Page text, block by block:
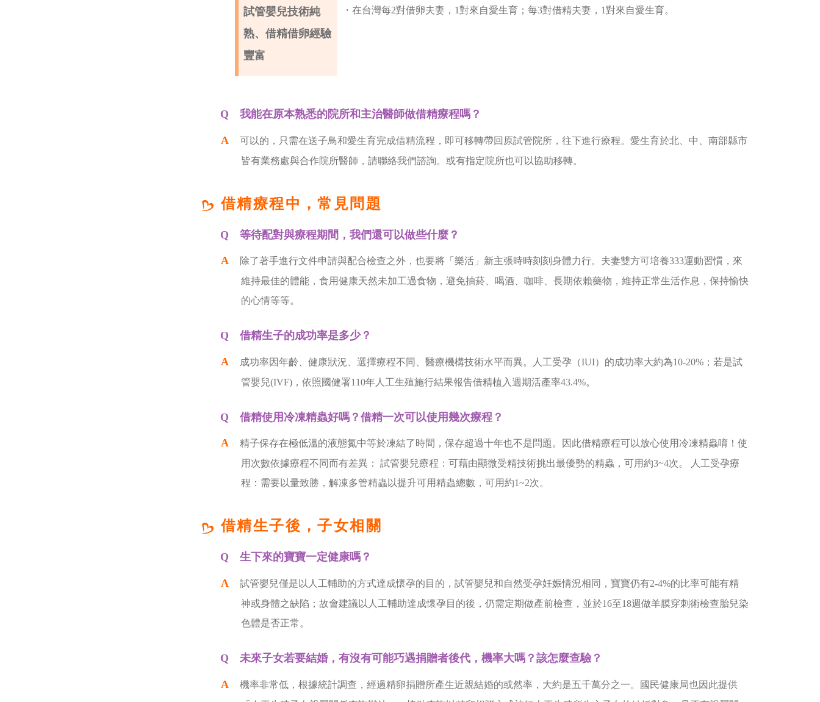
試管嬰兒技術純
熟、借精借卵經驗
豐富
・在台灣每2對借卵夫妻，1對來自愛生育；每3對借精夫妻，1對來自愛生育。
我能在原本熟悉的院所和主治醫師做借精療程嗎？
可以的，只需在送子鳥和愛生育完成借精流程，即可移轉帶回原試管院所，往下進行療程。愛生育於北、中、南部縣市
皆有業務處與合作院所醫師，請聯絡我們諮詢。或有指定院所也可以協助移轉。
借精療程中，常見問題
等待配對與療程期間，我們還可以做些什麼？
除了著手進行文件申請與配合檢查之外，也要將「樂活」新主張時時刻刻身體力行。夫妻雙方可培養333運動習慣，來
維持最佳的體能，食用健康天然未加工過食物，避免抽菸、喝酒、咖啡、長期依賴藥物，維持正常生活作息，保持愉快
的心情等等。
借精生子的成功率是多少？
成功率因年齡、健康狀況、選擇療程不同、醫療機構技術水平而異。人工受孕（IUI）的成功率大約為10-20%；若是試
管嬰兒(IVF)，依照國健署110年人工生殖施行結果報告借精植入週期活產率43.4%。
借精使用冷凍精蟲好嗎？借精一次可以使用幾次療程？
精子保存在極低溫的液態氮中等於凍結了時間，保存超過十年也不是問題。因此借精療程可以放心使用冷凍精蟲唷！使
用次數依據療程不同而有差異： 試管嬰兒療程：可藉由顯微受精技術挑出最優勢的精蟲，可用約3~4次。 人工受孕療
程：需要以量致勝，解凍多管精蟲以提升可用精蟲總數，可用約1~2次。
借精生子後，子女相關
生下來的寶寶一定健康嗎？
試管嬰兒僅是以人工輔助的方式達成懷孕的目的，試管嬰兒和自然受孕妊娠情況相同，寶寶仍有2-4%的比率可能有精
神或身體之缺陷；故會建議以人工輔助達成懷孕目的後，仍需定期做產前檢查，並於16至18週做羊膜穿刺術檢查胎兒染
色體是否正常。
未來子女若要結婚，有沒有可能巧遇捐贈者後代，機率大嗎？該怎麼查驗？
機率非常低，根據統計調查，經過精卵捐贈所產生近親結婚的或然率，大約是五千萬分之一。國民健康局也因此提供